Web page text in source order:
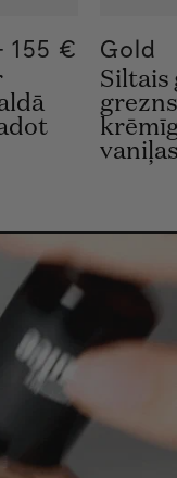
price
155 €
Regular price
155€
Regular
34€ Gold
Siltais